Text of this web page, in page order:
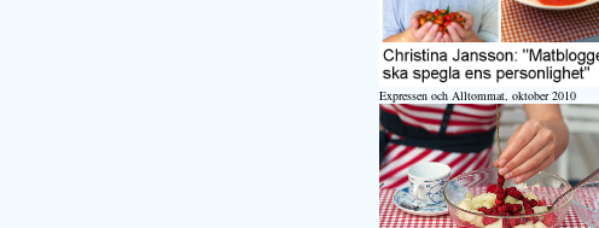
Expressen och Alltommat, oktober 2010